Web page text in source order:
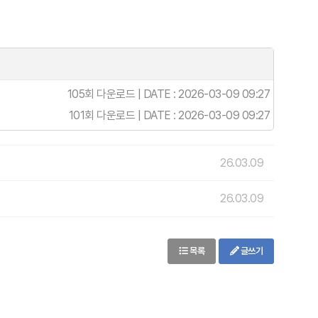
105회 다운로드 | DATE : 2026-03-09 09:27
101회 다운로드 | DATE : 2026-03-09 09:27
26.03.09
26.03.09
목록 글쓰기